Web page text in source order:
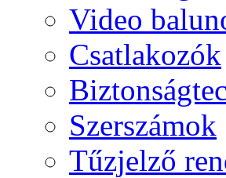
Video
Csatlakozók
Szerszámok
Tűzjelző